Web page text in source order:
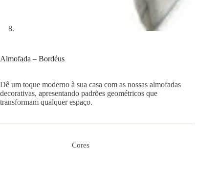
Almofada – Bordéus
Dê um toque moderno à sua casa com as nossas almofadas
decorativas, apresentando padrões geométricos que
transformam qualquer espaço.
Cores